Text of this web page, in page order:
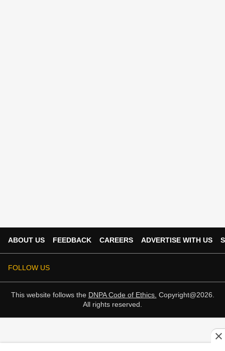
ABOUT US FEEDBACK CAREERS ADVERTISE WITH US
FOLLOW US
This website follows the DNPA Code of Ethics. Copyright@2026.
All rights reserved.